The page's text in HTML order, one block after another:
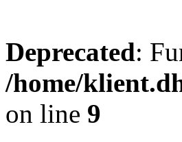
Deprecated:
/home/
on line 9